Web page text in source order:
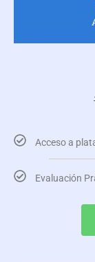
Acceso a
Evaluación